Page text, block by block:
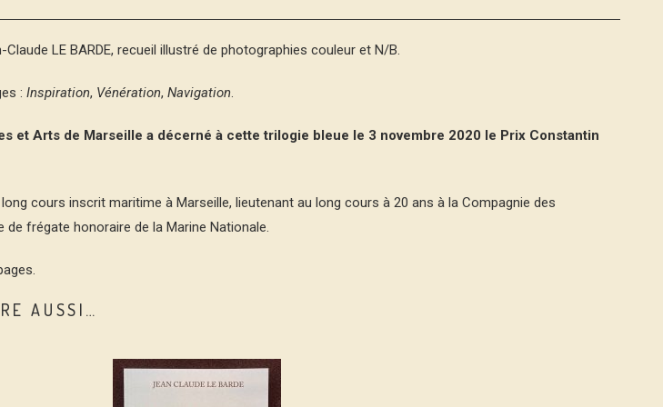
LE BARDE, recueil illustré de photographies couleur et N/B.
: Inspiration, Vénération, Navigation.
et Arts de Marseille a décerné à cette trilogie bleue le 3 novembre 2020 le Prix Constantin
cours inscrit maritime à Marseille, lieutenant au long cours à 20 ans à la Compagnie des
frégate honoraire de la Marine Nationale.
AUSSI…